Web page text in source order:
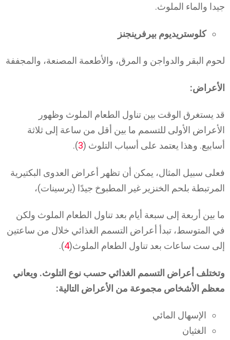
جيدا والماء الملوث.
كلوستريديوم بيرفرينجنز
لحوم البقر والدواجن و المرق، والأطعمة المصنعة، والمجففة
الأعراض:
قد يستغرق الوقت بين تناول الطعام الملوث وظهور
الأعراض الأولى للتسمم ما بين أقل من ساعة إلى ثلاثة
أسابيع. وهذا يعتمد على أسباب التلوث (3
).
فعلى سبيل المثال، يمكن أن تظهر أعراض العدوى البكتيرية
المرتبطة بلحم الخنزير غير المطبوخ جيدًا (يرسينات)،
ما بين أربعة إلى سبعة أيام بعد تناول الطعام الملوث ولكن
في المتوسط، تبدأ أعراض التسمم الغذائي خلال من ساعتين
إلى ست ساعات بعد تناول الطعام الملوث(4
).
وتختلف أعراض التسمم الغذائي حسب نوع التلوث. ويعاني
معظم الأشخاص مجموعة من الأعراض التالية:
الإسهال المائي
الغثيان